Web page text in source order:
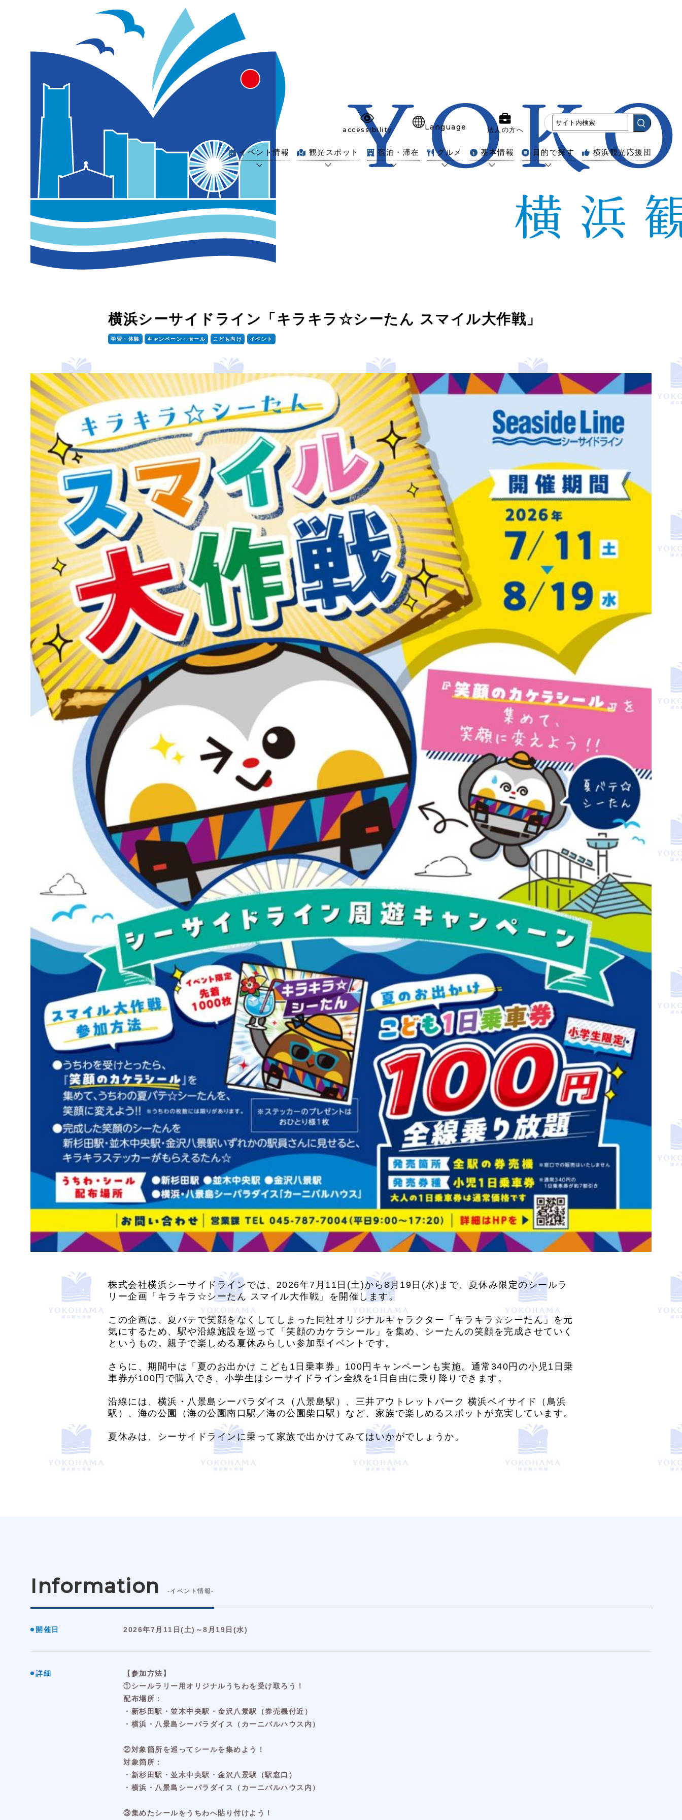
accessibility
Language
法人の方へ
イベント情報 観光スポット 宿泊・滞在 グルメ 基本情報 目的で探す 横浜観光応援団
横浜シーサイドライン「キラキラ☆シーたん スマイル大作戦」
学習・体験 キャンペーン・セール こども向け イベント
株式会社横浜シーサイドラインでは、2026年7月11日(土)から8月19日(水)まで、夏休み限定のシールラ
リー企画「キラキラ☆シーたん スマイル大作戦」を開催します。
この企画は、夏バテで笑顔をなくしてしまった同社オリジナルキャラクター「キラキラ☆シーたん」を元
気にするため、駅や沿線施設を巡って「笑顔のカケラシール」を集め、シーたんの笑顔を完成させていく
というもの。親子で楽しめる夏休みらしい参加型イベントです。
さらに、期間中は「夏のお出かけ こども1日乗車券」100円キャンペーンも実施。通常340円の小児1日乗
車券が100円で購入でき、小学生はシーサイドライン全線を1日自由に乗り降りできます。
沿線には、横浜・八景島シーパラダイス（八景島駅）、三井アウトレットパーク 横浜ベイサイド（鳥浜
駅）、海の公園（海の公園南口駅／海の公園柴口駅）など、家族で楽しめるスポットが充実しています。
夏休みは、シーサイドラインに乗って家族で出かけてみてはいかがでしょうか。
Information -イベント情報-
開催日 2026年7月11日(土)～8月19日(水)
詳細
【参加方法】
①シールラリー用オリジナルうちわを受け取ろう！
配布場所：
・新杉田駅・並木中央駅・金沢八景駅（券売機付近）
・横浜・八景島シーパラダイス（カーニバルハウス内）
②対象箇所を巡ってシールを集めよう！
対象箇所：
・新杉田駅・並木中央駅・金沢八景駅（駅窓口）
・横浜・八景島シーパラダイス（カーニバルハウス内）
③集めたシールをうちわへ貼り付けよう！